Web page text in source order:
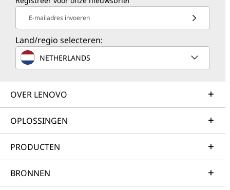
E-mailadres invoeren
Land/regio selecteren:
NETHERLANDS
OVER LENOVO
OPLOSSINGEN
PRODUCTEN
BRONNEN